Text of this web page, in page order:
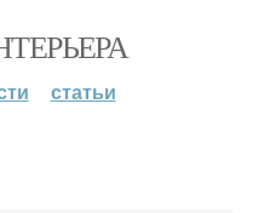
статьи